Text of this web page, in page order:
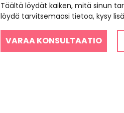
Täältä löydät kaiken, mitä sinun
löydä tarvitsemaasi tietoa, kysy
VARAA KONSULTAATIO